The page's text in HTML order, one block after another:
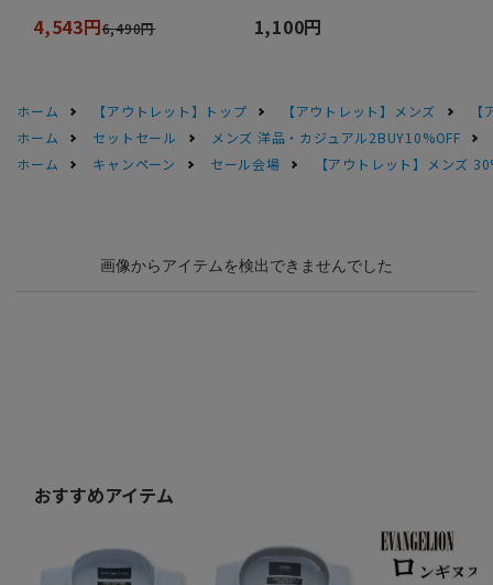
4,543円6,490円 1,100円
ホーム 【アウトレット】トップ 【アウトレット】メンズ
ホーム
セットセール
メンズ 洋品・カジュアル2BUY10%OFF
ホーム
キャンペーン セール会場 【アウトレット】メンズ